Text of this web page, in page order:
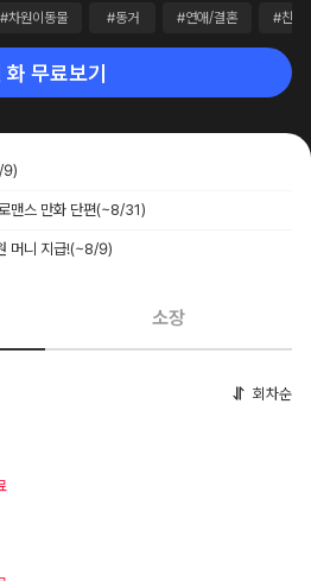
#차원이동물 #동거 #연애/결혼 #친구
화 무료보기
9)
맨스 만화 단편(~8/31)
머니 지급!(~8/9)
소장
회차순